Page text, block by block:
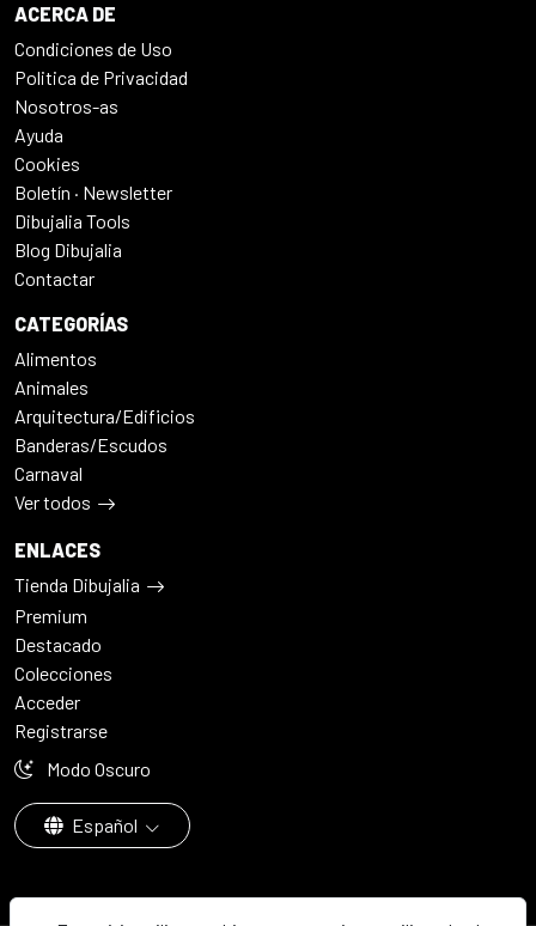
ACERCA DE
Condiciones de Uso
Politica de Privacidad
Nosotros-as
Ayuda
Cookies
Boletín · Newsletter
Dibujalia Tools
Blog Dibujalia
Contactar
CATEGORÍAS
Alimentos
Animales
Arquitectura/Edificios
Banderas/Escudos
Carnaval
Ver todos
ENLACES
Tienda Dibujalia
Premium
Destacado
Colecciones
Acceder
Registrarse
Modo Oscuro
Español